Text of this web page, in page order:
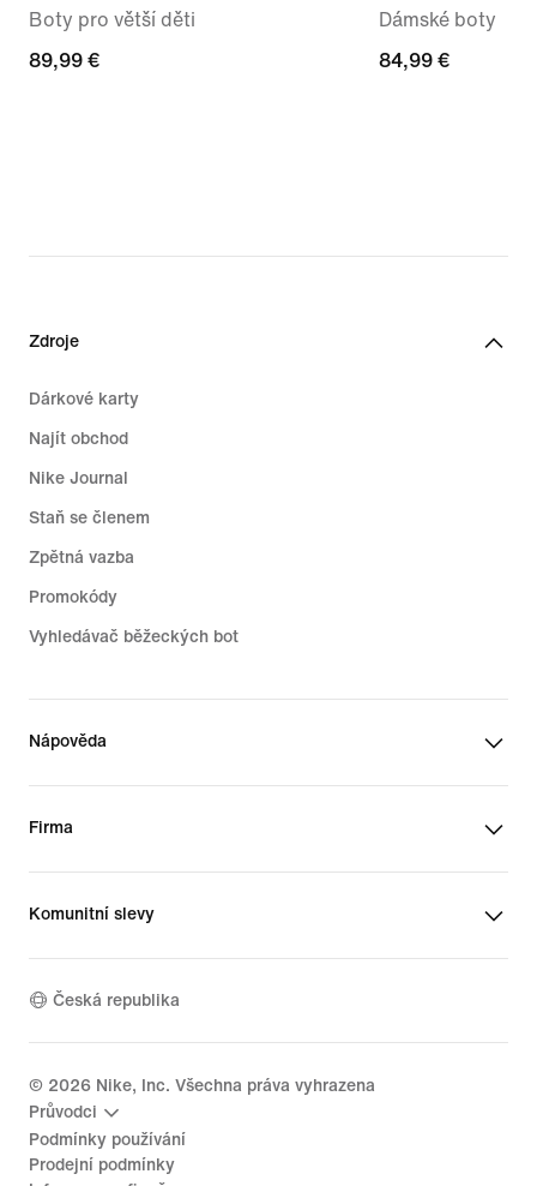
Boty pro větší děti
89,99 €
89,99 €
Dámské boty
84,99 €
84,99 €
Zdroje
Dárkové karty
Najít obchod
Nike Journal
Staň se členem
Zpětná vazba
Promokódy
Vyhledávač běžeckých bot
Nápověda
Firma
Komunitní slevy
Česká republika
© 2026 Nike, Inc. Všechna práva vyhrazena
Průvodci
Podmínky používání
Prodejní podmínky